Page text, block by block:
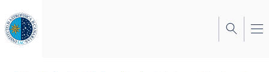
al
contenido
principal